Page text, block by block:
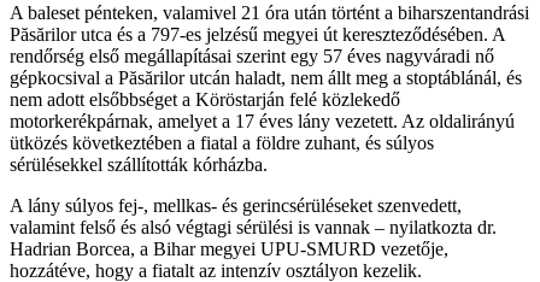
A baleset pénteken, valamivel 21 óra után történt a biharszentandrási
Păsărilor utca és a 797-es jelzésű megyei út kereszteződésében. A
rendőrség első megállapításai szerint egy 57 éves nagyváradi nő
gépkocsival a Păsărilor utcán haladt, nem állt meg a stoptáblánál, és
nem adott elsőbbséget a Köröstarján felé közlekedő
motorkerékpárnak, amelyet a 17 éves lány vezetett. Az oldalirányú
ütközés következtében a fiatal a földre zuhant, és súlyos
sérülésekkel szállították kórházba.
A lány súlyos fej-, mellkas- és gerincsérüléseket szenvedett,
valamint felső és alsó végtagi sérülési is vannak – nyilatkozta dr.
Hadrian Borcea, a Bihar megyei UPU-SMURD vezetője,
hozzátéve, hogy a fiatalt az intenzív osztályon kezelik.